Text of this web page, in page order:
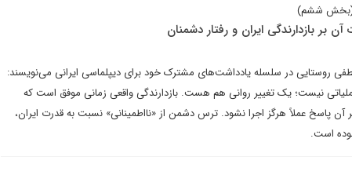
(بخش ششم)
بر بازدارندگی ایران و رفتار دشمنان
روستایی در سلسله‌ یادداشت‌های مشترک خود برای دیپلماسی ایرانی می‌نویسند:
نیست؛ یک تغییر روانی هم هست. بازدارندگی واقعی زمانی موفق است که
پاسخ عملاً هرگز اجرا نشود. ترس دشمن از «نااطمینانی» نسبت به قدرت ایران،
است.